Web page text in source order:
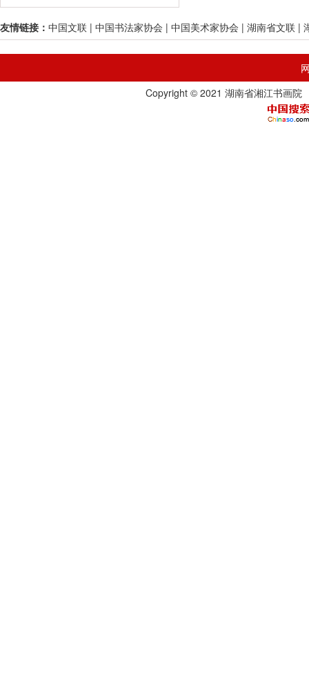
友情链接： 中国文联 | 中国书法家协会 | 中国美术家协会 | 湖南省文联 |
Copyright © 2021 湖南省湘江书画